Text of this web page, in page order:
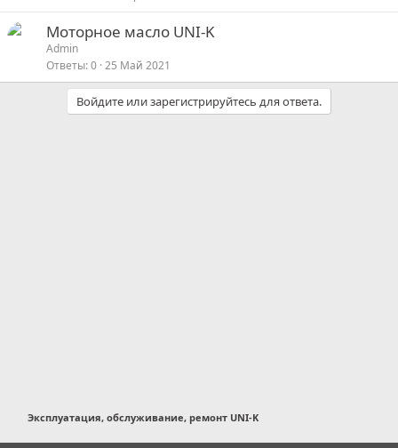
Моторное масло UNI-K
Admin
Ответы 0 25 Май 2021
Войдите или зарегистрируйтесь для ответа.
Эксплуатация, обслуживание, ремонт UNI-K